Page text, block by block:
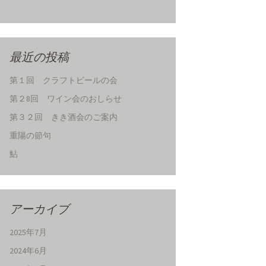
最近の投稿
第１回 クラフトビールの会
第２8回 ワイン会のおしらせ
第３２回 きき酒会のご案内
重陽の節句
鮎
アーカイブ
2025年7月
2024年6月